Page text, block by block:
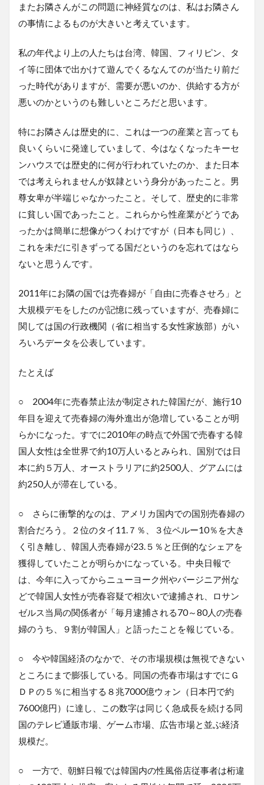
またお隣さんがこの問題に神経質なのは、私はお隣さん
の事情によるものが大きいと考えています。
私の年代より上の人たちは台湾、韓国、フィリピン、タ
イ等に団体で出かけて遊んでくるなんてのが当たり前だ
った時代がありますが、需要が悪いのか、供給する方が
悪いのかというのも難しいところだと思います。
特にお隣さんは歴史的に、これは一つの産業と言っても
良いくらいに発達していまして、今はなくなったキーセ
ンハウスでは歴史的に何が行われていたのか、また日本
では考えられませんが奴隷という身分があったこと。男
尊女卑が半端じゃなかったこと。そして、歴史的に非常
に貧しい国であったこと。これらから性産業がどうであ
ったかは簡単に想像がつくわけですが（日本も同じ）、
これを未だに引きずってる国だというのを忘れてはなら
ないと思うんです。
2011年にお隣の国では売春婦が「自由に売春させろ」と
大規模デモをしたのが記憶に残っていますが、売春婦に
関しては国の行政機関（省に相当する女性家族部）がい
ろいろデータを公表しています。
たとえば
○ 2004年に売春禁止法が制定された韓国だが、施行10
年目を迎えて売春婦の海外進出が急増していることが明
らかになった。すでに2010年の時点で外国で売春する韓
国人女性は全世界で約10万人いるとみられ、国別では日
本に約５万人、オーストラリアに約2500人、グアムには
約250人が滞在している。
○ さらに衝撃的なのは、アメリカ国内での国別売春婦の
割合だろう。２位のタイ11.７％、３位ペルー10％を大き
く引き離し、韓国人売春婦が23.５％と圧倒的なシェアを
獲得していたことが明らかになっている。中央日報で
は、今年に入ってからニューヨーク州やバージニア州な
どで韓国人女性が売春容疑で相次いで逮捕され、ロサン
ゼルス当局の関係者が「毎月逮捕される70～80人の売春
婦のうち、９割が韓国人」と語ったことを報じている。
○ 今や韓国経済のなかで、その市場規模は無視できない
ところにまで膨張している。同国の売春市場はすでにＧ
ＤＰの５％に相当する８兆7000億ウォン（日本円で約
7600億円）に達し、この数字は同じく急成長を続ける同
国のテレビ通販市場、ゲーム市場、広告市場と並ぶ経済
規模だ。
○ 一方で、朝鮮日報では韓国内の性風俗店従事者は桁違